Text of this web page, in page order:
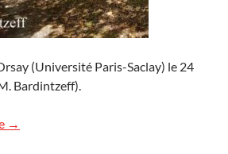
(Université Paris-Saclay) le 24
Bardintzeff).
L’automne est là
→